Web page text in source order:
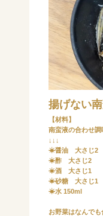
揚げない
【材料】
南蛮液の合わせ調
↓↓↓
☀︎醤油 大さじ2
☀︎酢 大さじ2
☀︎酒 大さじ1
☀︎砂糖 大さじ1
☀︎水 150ml
お野菜はなんで